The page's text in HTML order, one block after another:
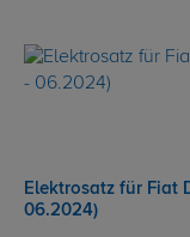
Elektrosatz für Fiat
06.2024)